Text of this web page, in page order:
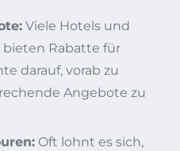
Viele Hotels und
bieten Rabatte für
darauf, vorab zu
Angebote zu
Oft lohnt es sich,